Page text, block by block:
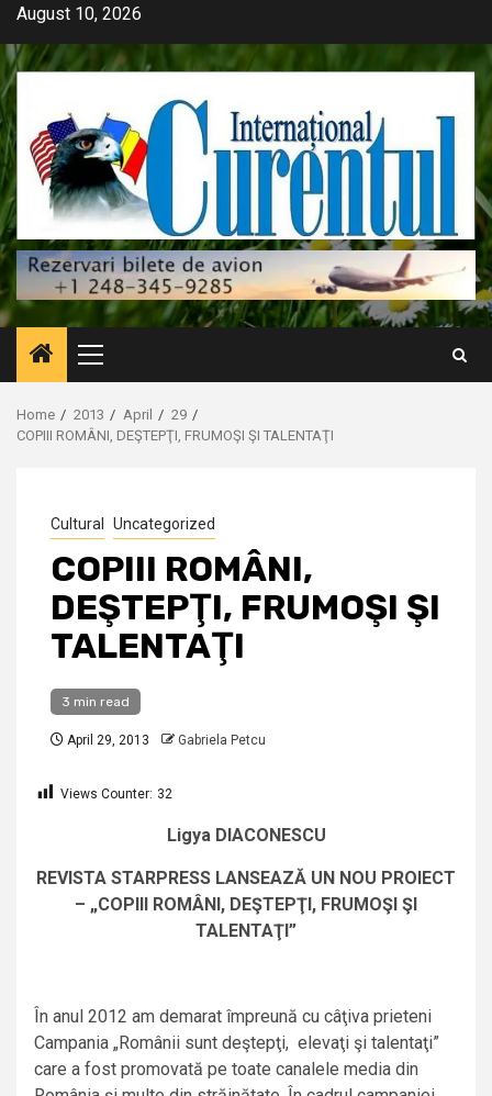
Skip
content
August 10, 2026
Primary
Menu
Home 2013 April
29
COPIII ROMÂNI, DEŞTEPŢI, FRUMOŞI ŞI TALENTAŢI
Cultural Uncategorized
COPIII ROMÂNI,
DEŞTEPŢI, FRUMOŞI ŞI
TALENTAŢI
3 min read
April 29, 2013 Gabriela Petcu
Views Counter: 32
Ligya DIACONESCU
REVISTA STARPRESS LANSEAZĂ UN NOU PROIECT
– „COPIII ROMÂNI, DEŞTEPŢI, FRUMOŞI ŞI
TALENTAŢI”
În anul 2012 am demarat împreună cu câţiva prieteni
Campania „Românii sunt deştepţi, elevaţi şi talentaţi”
care a fost promovată pe toate canalele media din